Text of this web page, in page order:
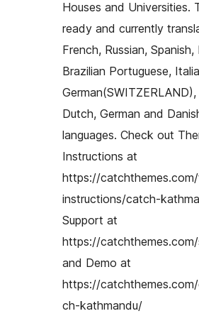
Houses and Universities.
ready and currently
French, Russian, Spanish,
Brazilian Portuguese,
Dutch, German and
languages. Check out
Instructions at
https://
instructions/catch-
Support at
https://
and Demo at
https://
ch-kathmandu/